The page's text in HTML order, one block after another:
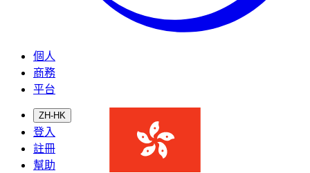
個人
商務
平台
ZH-HK
登入
註冊
幫助